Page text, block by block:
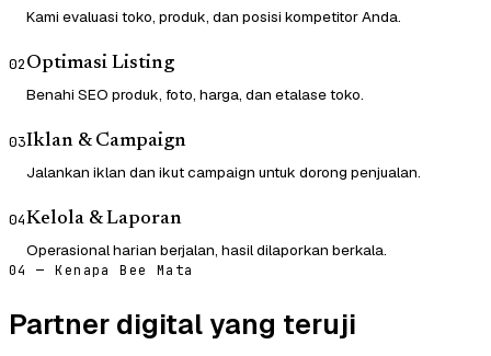
Kami evaluasi toko, produk, dan posisi kompetitor Anda.
02Optimasi Listing
Benahi SEO produk, foto, harga, dan etalase toko.
03Iklan & Campaign
Jalankan iklan dan ikut campaign untuk dorong penjualan.
04Kelola & Laporan
Operasional harian berjalan, hasil dilaporkan berkala.
04 — Kenapa Bee Mata
Partner digital yang teruji